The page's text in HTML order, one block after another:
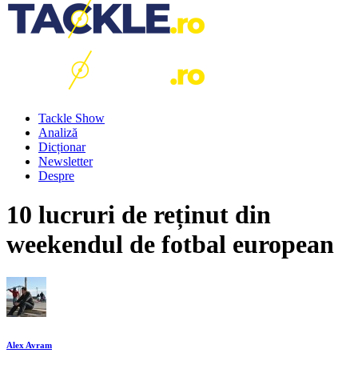
Tackle Show
Analiză
Dicționar
Newsletter
Despre
10 lucruri de reținut din
weekendul de fotbal european
Alex Avram